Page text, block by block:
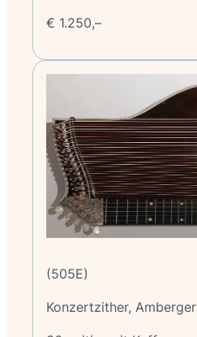
€ 1.250,–
(505E)
Konzertzither, Amberger